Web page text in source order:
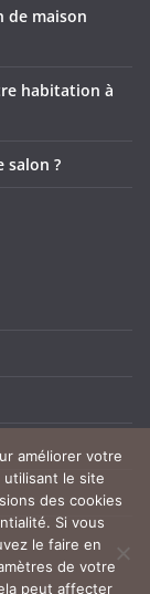
de maison
habitation à
salon ?
améliorer votre
le site
des cookies
Si vous
le faire en
de votre
peut affecter